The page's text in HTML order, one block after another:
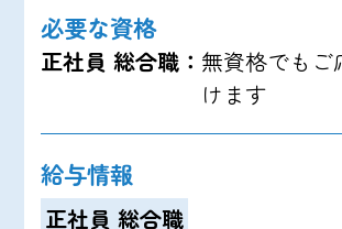
必要な資格
正社員 総合職： 無資格でもご
けます
給与情報
正社員 総合職